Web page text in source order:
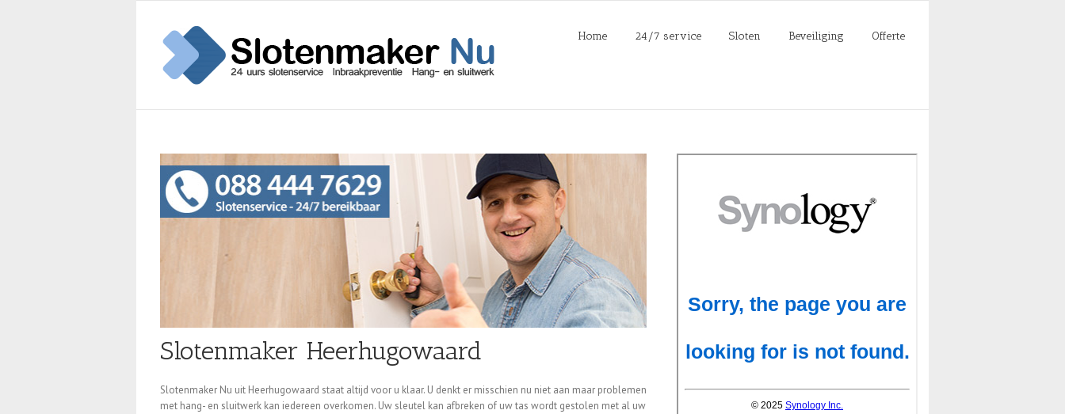
Home 24/7 service Sloten Beveiliging Offerte
Slotenmaker Heerhugowaard
Slotenmaker Nu uit Heerhugowaard staat altijd voor u klaar. U denkt er misschien nu niet aan maar problemen
met hang- en sluitwerk kan iedereen overkomen. Uw sleutel kan afbreken of uw tas wordt gestolen met al uw